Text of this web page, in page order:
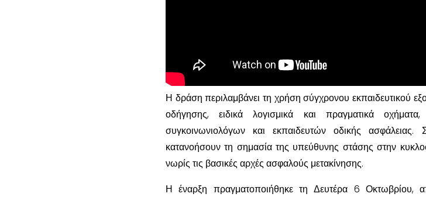
Η δράση περιλαμβάνει τη χρήση σύγχρονου εκπαιδευτικού
οδήγησης, ειδικά λογισμικά και πραγματικά
συγκοινωνιολόγων και εκπαιδευτών οδικής
κατανοήσουν τη σημασία της υπεύθυνης στάσης στην
νωρίς τις βασικές αρχές ασφαλούς μετακίνησης.
Η έναρξη πραγματοποιήθηκε τη Δευτέρα 6 Οκτωβρίου,